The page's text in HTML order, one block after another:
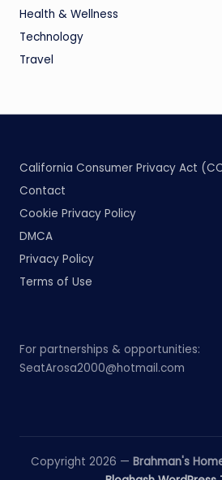
Health & Wellness
Technology
Travel
California Consumer Privacy Act
Contact
Cookie Privacy Policy
DMCA
Privacy Policy
Terms of Use
For partnerships & opportunities:
SeatArosa2000@hotmail.com
Copyright 2026 — Brahman's